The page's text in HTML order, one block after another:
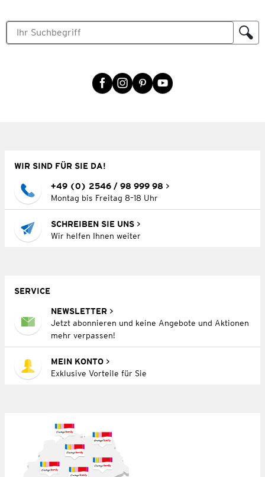
WIR SIND FÜR SIE DA!
+49 (0) 2546 / 98 999 98
Montag bis Freitag 8–18 Uhr
SCHREIBEN SIE UNS
Wir helfen Ihnen weiter
SERVICE
NEWSLETTER
Jetzt abonnieren und keine Angebote und Aktionen
mehr verpassen!
MEIN KONTO
Exklusive Vorteile für Sie